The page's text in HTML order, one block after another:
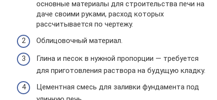
основные материалы для строительства печи на
даче своими руками, расход которых
рассчитывается по чертежу.
Облицовочный материал.
Глина и песок в нужной пропорции — требуется
для приготовления раствора на будущую кладку.
Цементная смесь для заливки фундамента под